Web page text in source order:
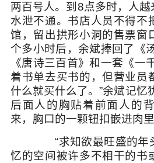
两百号人。到8点多时，人
水泄不通。书店人员不得不
馆，留出拱形小洞的售票窗
个多小时后，余斌捧回了《
《唐诗三百首》和一套《一
着书单去买书的，但营业员
什么就买什么了。”余斌记忆
后面人的胸贴着前面人的
来，胸口的一颗钮扣嵌进肉
“求知欲最旺盛的年
忆的空间被许多不相干的书